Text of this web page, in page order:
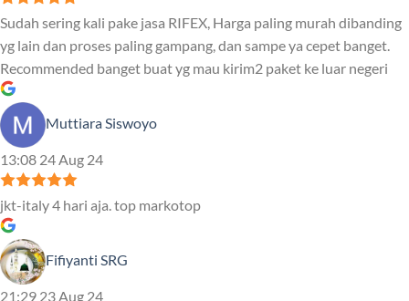
Sudah sering kali pake jasa RIFEX, Harga paling murah dibanding
yg lain dan proses paling gampang, dan sampe ya cepet banget.
Recommended banget buat yg mau kirim2 paket ke luar negeri
Muttiara Siswoyo
13:08 24 Aug 24
jkt-italy 4 hari aja. top markotop
Fifiyanti SRG
21:29 23 Aug 24